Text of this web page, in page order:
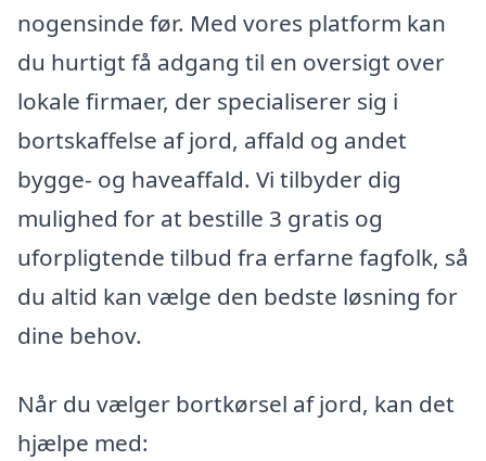
nogensinde før. Med vores platform kan
du hurtigt få adgang til en oversigt over
lokale firmaer, der specialiserer sig i
bortskaffelse af jord, affald og andet
bygge- og haveaffald. Vi tilbyder dig
mulighed for at bestille 3 gratis og
uforpligtende tilbud fra erfarne fagfolk, så
du altid kan vælge den bedste løsning for
dine behov.
Når du vælger bortkørsel af jord, kan det
hjælpe med: